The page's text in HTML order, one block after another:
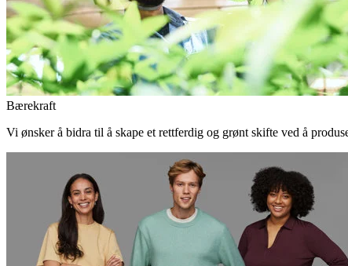
Bærekraft
Vi ønsker å bidra til å skape et rettferdig og grønt skifte ved å